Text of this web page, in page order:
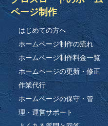
ページ制作
はじめての方へ
ホームページ制作の流れ
ホームページ制作料金一覧
ホームページの更新・修正
作業代行
ホームページの保守・管
理・運営サポート